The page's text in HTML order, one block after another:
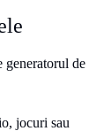
generatorul de
jocuri sau